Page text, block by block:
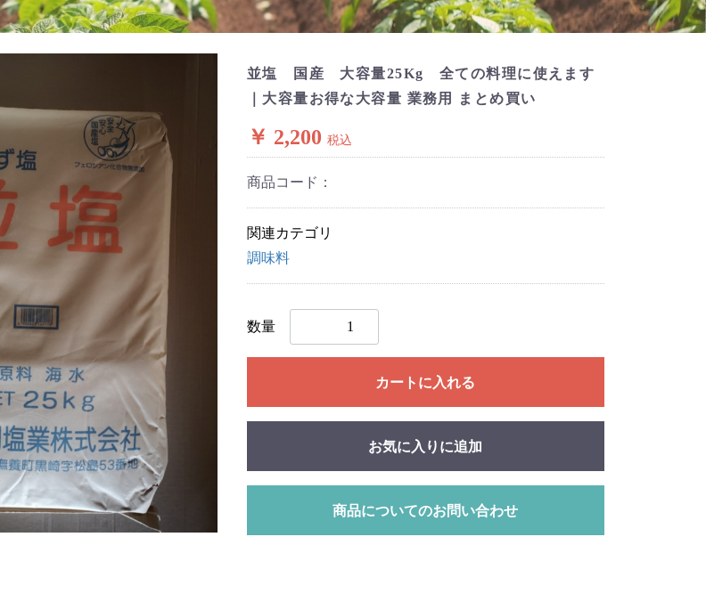
並塩 国産 大容量25Kg 全ての料理に使えます
｜大容量お得な大容量 業務用 まとめ買い
￥ 2,200 税込
商品コード：
関連カテゴリ
調味料
数量
カートに入れる
お気に入りに追加
商品についてのお問い合わせ